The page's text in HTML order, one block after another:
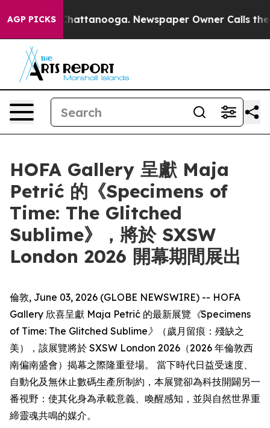
AGP PICKS
Chaos in Chattanooga. Newspaper Owner Calls the
HOFA Gallery 呈獻 Maja
Petrić 的《Specimens of
Time: The Glitched
Sublime》，將於 SXSW
London 2026 開幕期間展出
倫敦, June 03, 2026 (GLOBE NEWSWIRE) -- HOFA
Gallery 欣喜呈獻 Maja Petrić 的最新展覽 《Specimens
of Time: The Glitched Sublime》
（歲月留痕：殘缺之
美），該展覽將於 SXSW London 2026（2026 年倫敦西
南偏南盛會）揭幕之際隆重登場。 當下時代日益受速度、
自動化及無休止數碼生產所制約，本展覽卻為科技開闢另一
番視野：使其化身為承載意義、喚醒感知，並與自然世界重
締靈魂共鳴的媒介。